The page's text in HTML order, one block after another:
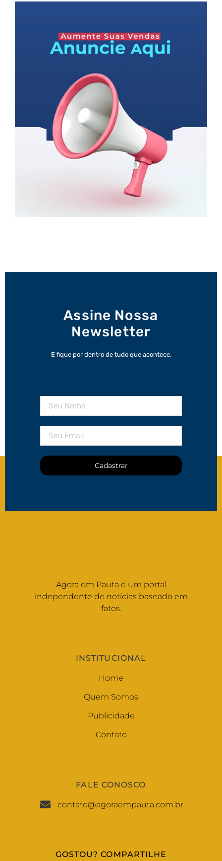
Assine Nossa
Newsletter
E fique por dentro de tudo que acontece.
Cadastrar
Agora em Pauta é um portal
independente de notícias baseado em
fatos.
INSTITUCIONAL
Home
Quem Somos
Publicidade
Contato
FALE CONOSCO
contato@agoraempauta.com.br
GOSTOU? COMPARTILHE